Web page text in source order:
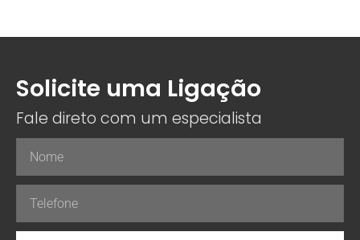
Solicite uma Ligação
Fale direto com um especialista